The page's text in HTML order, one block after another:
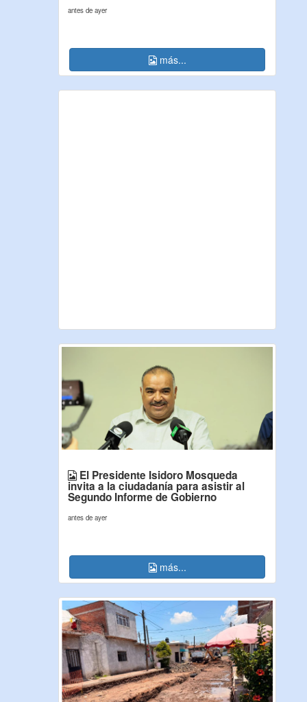
antes de ayer
más...
El Presidente Isidoro Mosqueda
invita a la ciudadanía para asistir al
Segundo Informe de Gobierno
antes de ayer
más...